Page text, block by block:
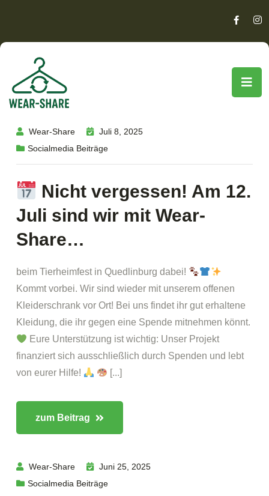
Wear-Share
Juli 8, 2025
Socialmedia Beiträge
Nicht vergessen! Am 12.
Juli sind wir mit Wear-
Share…
beim Tierheimfest in Quedlinburg dabei!
Kommt vorbei. Wir sind wieder mit unserem offenen
Kleiderschrank vor Ort! Bei uns findet ihr gut erhaltene
Kleidung, die ihr gegen eine Spende mitnehmen könnt.
Eure Unterstützung ist wichtig: Unser Projekt
finanziert sich ausschließlich durch Spenden und lebt
von eurer Hilfe!
[...]
zum Beitrag
Wear-Share
Juni 25, 2025
Socialmedia Beiträge